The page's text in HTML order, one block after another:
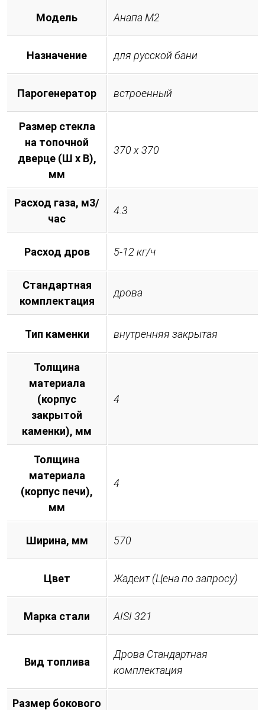
Модель Анапа М2
Назначение для русской бани
Парогенератор встроенный
Размер стекла
на топочной
дверце (Ш х В),
мм
370 х 370
Расход газа, м3/
час
4.3
Расход дров 5-12 кг/ч
Стандартная
комплектация
дрова
Тип каменки внутренняя закрытая
Толщина
материала
(корпус
закрытой
каменки), мм
4
Толщина
материала
(корпус печи),
мм
4
Ширина, мм 570
Цвет Жадеит (Цена по запросу)
Марка стали AISI 321
Вид топлива
Дрова Стандартная
комплектация
Размер бокового